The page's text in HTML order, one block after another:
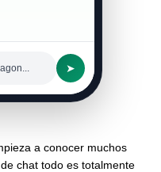
➤
a conocer muchos
chat todo es totalmente